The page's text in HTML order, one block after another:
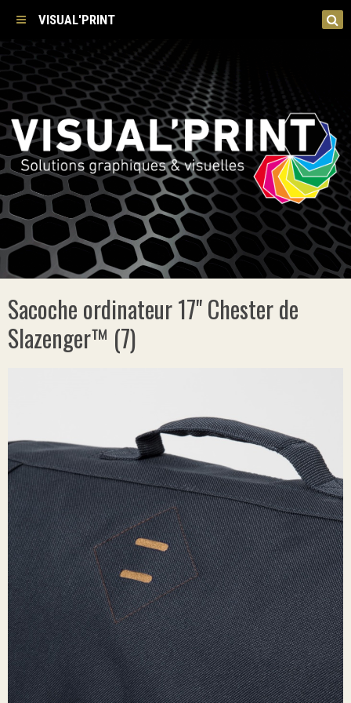
VISUAL'PRINT
Sacoche ordinateur 17'' Chester de
Slazenger™ (7)